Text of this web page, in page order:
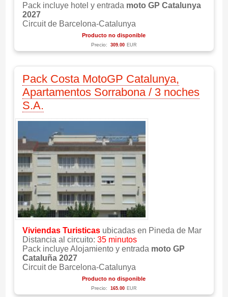
Pack incluye hotel y entrada moto GP Catalunya
2027
Circuit de Barcelona-Catalunya
Producto no disponible
Precio: 309.00 EUR
Pack Costa MotoGP Catalunya,
Apartamentos Sorrabona / 3 noches
S.A.
Viviendas Turisticas ubicadas en Pineda de Mar
Distancia al circuito: 35 minutos
Pack incluye Alojamiento y entrada moto GP
Cataluña 2027
Circuit de Barcelona-Catalunya
Producto no disponible
Precio: 165.00 EUR